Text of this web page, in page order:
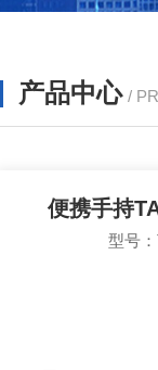
产品中心 /
便携手持
型号